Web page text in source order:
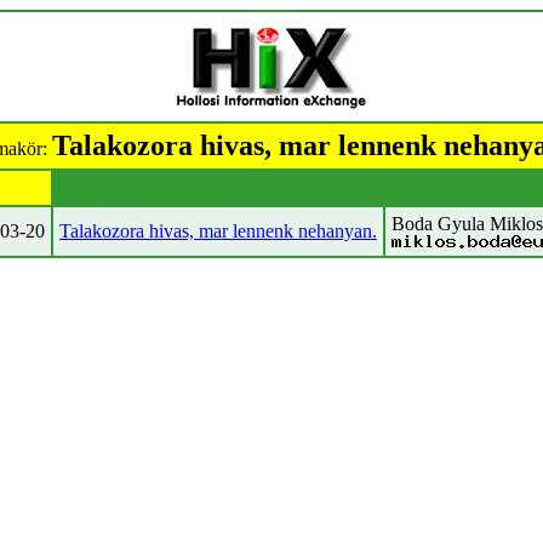
Talakozora hivas, mar lennenk
20 Talakozora hivas, mar lennenk nehanyan. Boda Gyula Miklos